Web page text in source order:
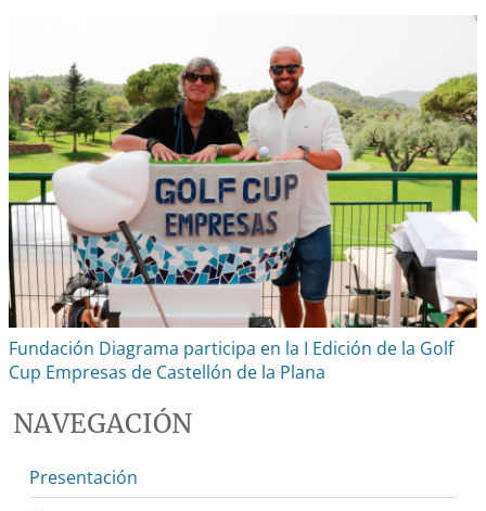
Fundación Diagrama participa en la I Edición de la Golf
Cup Empresas de Castellón de la Plana
NAVEGACIÓN
Presentación